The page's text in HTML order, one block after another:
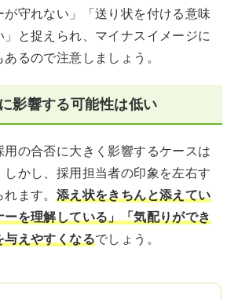
が守れない」「送り状を付ける意味
」と捉えられ、マイナスイメージに
るので注意しましょう。
影響する可能性は低い
の合否に大きく影響するケースは
しかし、採用担当者の印象を左右す
ます。 添え状をきちんと添えてい
ーを理解している」「気配りができ
与えやすくなるでしょう。